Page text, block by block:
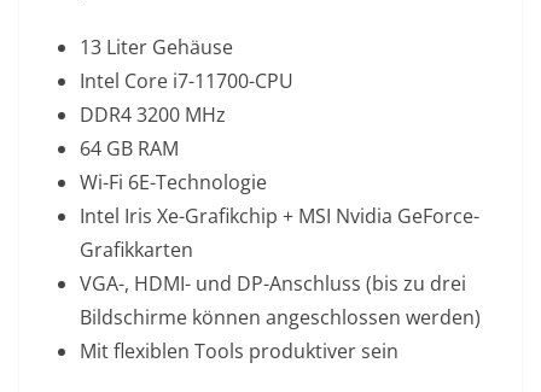
13 Liter Gehäuse
Intel Core i7-11700-CPU
DDR4 3200 MHz
64 GB RAM
Wi-Fi 6E-Technologie
Intel Iris Xe-Grafikchip + MSI Nvidia GeForce-
Grafikkarten
VGA-, HDMI- und DP-Anschluss (bis zu drei
Bildschirme können angeschlossen werden)
Mit flexiblen Tools produktiver sein